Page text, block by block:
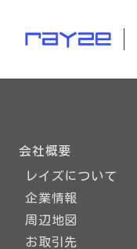
会社概要
レイズについて
企業情報
周辺地図
お取引先